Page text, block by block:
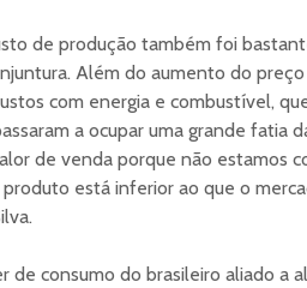
de produção também foi
Além do aumento do
com energia e combustível,
a ocupar uma grande fatia
de venda porque não estamos
está inferior ao que o
de consumo do brasileiro aliado a